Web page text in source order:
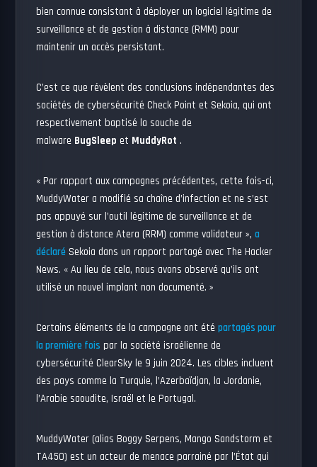
bien connue consistant à déployer un logiciel légitime de
surveillance et de gestion à distance (RMM) pour
maintenir un accès persistant.
C’est ce que révèlent des conclusions indépendantes des
sociétés de cybersécurité Check Point et Sekoia, qui ont
respectivement baptisé la souche de
malware BugSleep et MuddyRot .
« Par rapport aux campagnes précédentes, cette fois-ci,
MuddyWater a modifié sa chaîne d’infection et ne s’est
pas appuyé sur l’outil légitime de surveillance et de
gestion à distance Atera (RRM) comme validateur »,a
déclaré Sekoia dans un rapport partagé avec The Hacker
News. « Au lieu de cela, nous avons observé qu’ils ont
utilisé un nouvel implant non documenté. »
Certains éléments de la campagne ont étépartagés pour
la première fois par la société israélienne de
cybersécurité ClearSky le 9 juin 2024. Les cibles incluent
des pays comme la Turquie, l’Azerbaïdjan, la Jordanie,
l’Arabie saoudite, Israël et le Portugal.
MuddyWater (alias Boggy Serpens, Mango Sandstorm et
TA450) est un acteur de menace parrainé par l’État qui